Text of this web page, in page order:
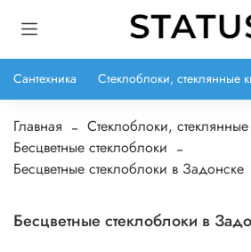
Сантехника Стеклоблоки, стеклянные
Главная
Стеклоблоки,
Бесцветные стеклоблоки
Бесцветные стеклоблоки в Задонске
Бесцветные стеклоблоки в